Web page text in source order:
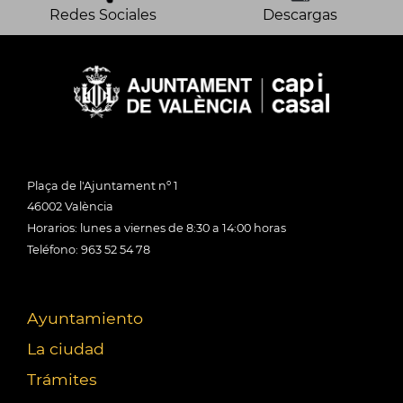
Redes Sociales Descargas
Plaça de l'Ajuntament nº 1
46002 València
Horarios: lunes a viernes de 8:30 a 14:00 horas
Teléfono: 963 52 54 78
Ayuntamiento
La ciudad
Trámites